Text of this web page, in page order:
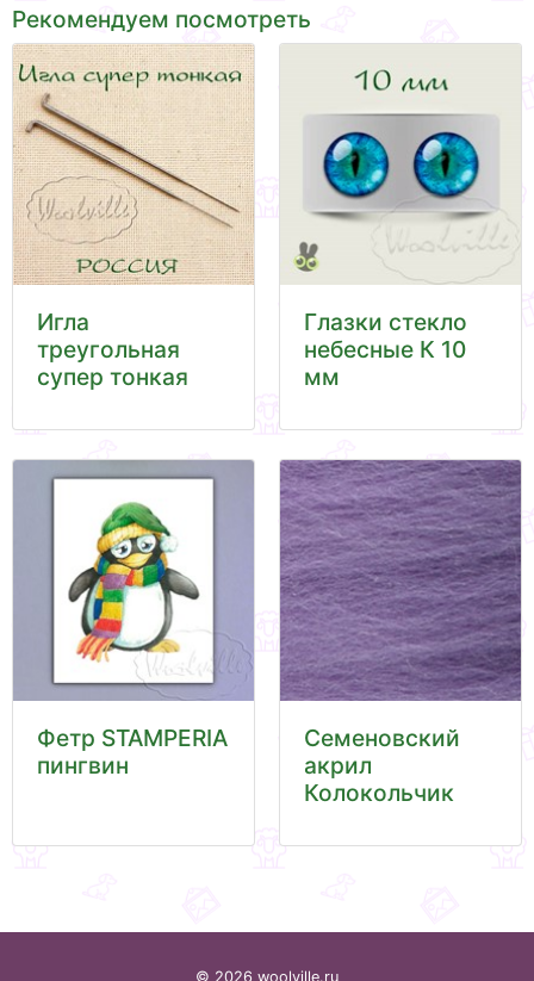
Рекомендуем посмотреть
Игла
треугольная
супер тонкая
Глазки стекло
небесные К 10
мм
Фетр STAMPERIA
пингвин
Семеновский
акрил
Колокольчик
© 2026 woolville.ru